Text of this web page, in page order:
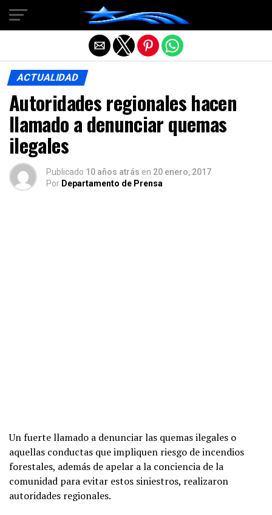
ACTUALIDAD
Autoridades regionales hacen
llamado a denunciar quemas
ilegales
Publicado 10 años atrás en 20 enero, 2017
Por Departamento de Prensa
Un fuerte llamado a denunciar las quemas ilegales o
aquellas conductas que impliquen riesgo de incendios
forestales, además de apelar a la conciencia de la
comunidad para evitar estos siniestros, realizaron
autoridades regionales.
Salir de la versión móvil